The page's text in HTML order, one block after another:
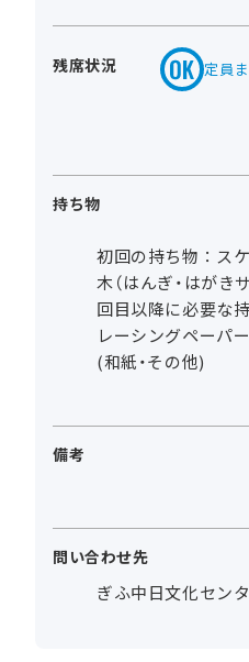
残席状況 定員
持ち物
初回の持ち物：スケ
木（はんぎ・はがき
回目以降に必要な
レーシングペーパ
(和紙・その他)
備考
問い合わせ先
ぎふ中日文化セン